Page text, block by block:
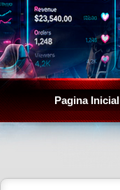
Pagina Inicial